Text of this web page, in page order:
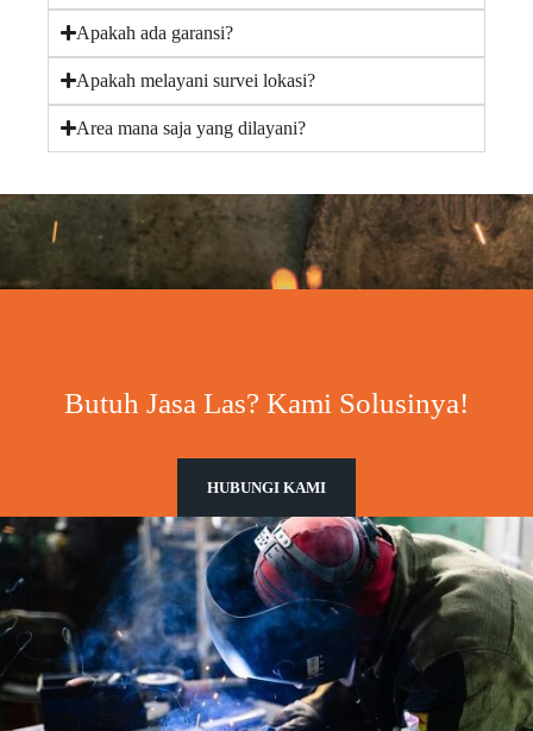
Apakah ada garansi?
Apakah melayani survei lokasi?
Area mana saja yang dilayani?
Butuh Jasa Las? Kami Solusinya!
HUBUNGI KAMI